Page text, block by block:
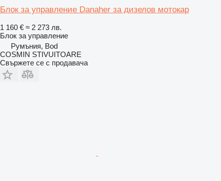
Блок за управление Danaher за дизелов мотокар
1 160 € ≈ 2 273 лв.
Блок за управление
Румъния, Bod
COSMIN STIVUITOARE
Свържете се с продавача